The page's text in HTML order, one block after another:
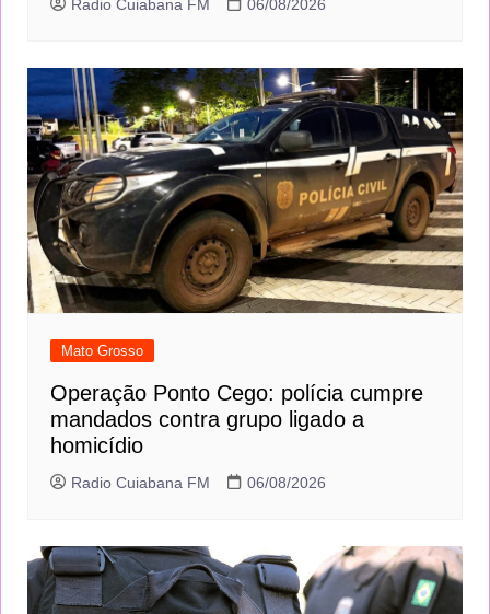
Radio Cuiabana FM 06/08/2026
Mato Grosso
Operação Ponto Cego: polícia cumpre
mandados contra grupo ligado a
homicídio
Radio Cuiabana FM 06/08/2026